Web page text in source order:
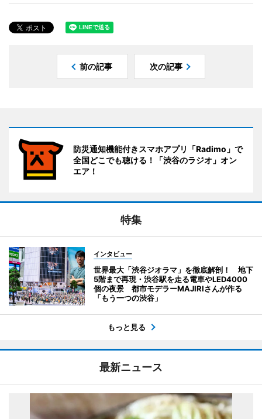
前の記事 次の記事
防災通知機能付きスマホアプリ「Radimo」で
全国どこでも聴ける！「渋谷のラジオ」オン
エア！
特集
インタビュー
世界最大「渋谷ジオラマ」を徹底解剖！ 地下
5階まで再現・渋谷駅を走る電車やLED4000
個の夜景 都市モデラーMAJIRIさんが作る
「もう一つの渋谷」
もっと見る
最新ニュース